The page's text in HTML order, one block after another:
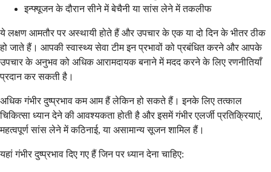
इन्फ्यूजन के दौरान सीने में बेचैनी या सांस लेने में तकलीफ
ये लक्षण आमतौर पर अस्थायी होते हैं और उपचार के एक या दो दिन के भीतर ठीक
हो जाते हैं। आपकी स्वास्थ्य सेवा टीम इन प्रभावों को प्रबंधित करने और आपके
उपचार के अनुभव को अधिक आरामदायक बनाने में मदद करने के लिए रणनीतियाँ
प्रदान कर सकती है।
अधिक गंभीर दुष्प्रभाव कम आम हैं लेकिन हो सकते हैं। इनके लिए तत्काल
चिकित्सा ध्यान देने की आवश्यकता होती है और इसमें गंभीर एलर्जी प्रतिक्रियाएं,
महत्वपूर्ण सांस लेने में कठिनाई, या असामान्य सूजन शामिल हैं।
यहां गंभीर दुष्प्रभाव दिए गए हैं जिन पर ध्यान देना चाहिए: